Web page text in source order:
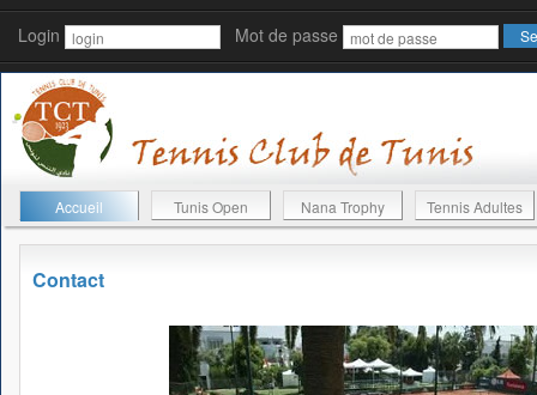
Login Mot de passe
Accueil Tunis Open Nana Trophy Tennis Adultes
Contact